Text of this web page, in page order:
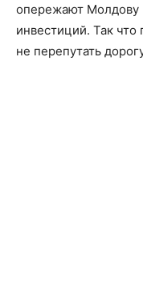
опережают Молдову
инвестиций. Так
не перепутать